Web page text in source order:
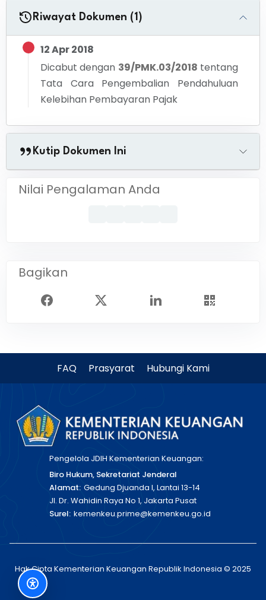
Riwayat Dokumen (1)
12 Apr 2018
Dicabut dengan 39/PMK.03/2018 tentang
Tata Cara Pengembalian Pendahuluan
Kelebihan Pembayaran Pajak
Kutip Dokumen Ini
Nilai Pengalaman Anda
Bagikan
FAQ Prasyarat Hubungi Kami
Pengelola JDIH Kementerian Keuangan:
Biro Hukum, Sekretariat Jenderal
Alamat: Gedung Djuanda I, Lantai 13-14
Jl. Dr. Wahidin Raya No 1, Jakarta Pusat
Surel: kemenkeu.prime@kemenkeu.go.id
Hak Cipta Kementerian Keuangan Republik Indonesia © 2025